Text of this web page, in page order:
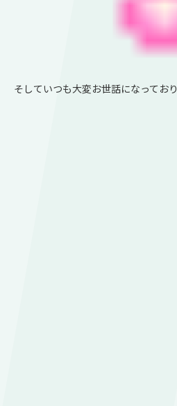
そしていつも大変お世話になってお